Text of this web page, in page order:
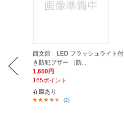
西文舘 LED フラッシュライト付
き防犯ブザー （防...
1,650円
165ポイント
在庫あり
(2)